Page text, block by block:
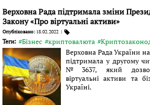
Верховна Рада підтримала зміни
Закону «Про віртуальні активи»
Опубліковано: 18.02.2022 |
Теги: #Бізнес #криптовалюта
Верховна Рада України
підтримала у другому
№3637, який
віртуальні активи та
Україні.